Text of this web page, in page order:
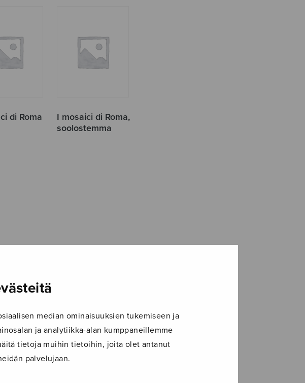
median ominaisuuksien tukemiseen ja
ja analytiikka-alan kumppaneillemme
tietoja muihin tietoihin, joita olet antanut
palvelujaan.
di Roma
I mosaici di Roma,
soolostemma